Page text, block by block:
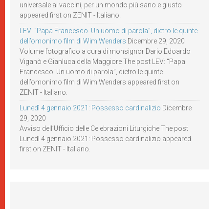
universale ai vaccini, per un mondo più sano e giusto
appeared first on ZENIT - Italiano.
LEV: “Papa Francesco. Un uomo di parola”, dietro le quinte
dell’omonimo film di Wim Wenders Dicembre 29, 2020
Volume fotografico a cura di monsignor Dario Edoardo
Viganò e Gianluca della Maggiore The post LEV: “Papa
Francesco. Un uomo di parola”, dietro le quinte
dell’omonimo film di Wim Wenders appeared first on
ZENIT - Italiano.
Lunedì 4 gennaio 2021: Possesso cardinalizio Dicembre
29, 2020
Avviso dell’Ufficio delle Celebrazioni Liturgiche The post
Lunedì 4 gennaio 2021: Possesso cardinalizio appeared
first on ZENIT - Italiano.